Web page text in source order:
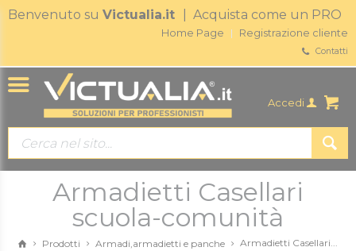
Benvenuto su Victualia.it | Acquista come un PRO
Home Page Registrazione cliente
Contatti
Accedi
Armadietti Casellari
scuola-comunità
Prodotti Armadi,armadietti e panche Armadietti Casellari...